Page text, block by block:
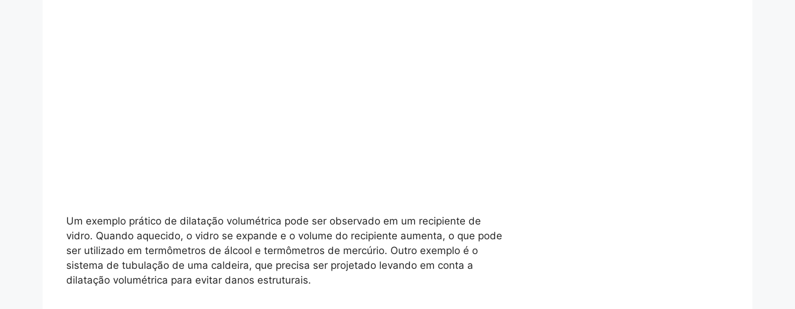
Um exemplo prático de dilatação volumétrica pode ser observado em um recipiente de
vidro. Quando aquecido, o vidro se expande e o volume do recipiente aumenta, o que pode
ser utilizado em termômetros de álcool e termômetros de mercúrio. Outro exemplo é o
sistema de tubulação de uma caldeira, que precisa ser projetado levando em conta a
dilatação volumétrica para evitar danos estruturais.